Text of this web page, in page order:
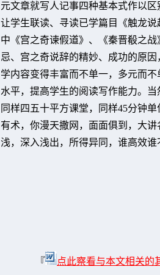
元文章就写人记事四种基本式作以
让学生联读、寻读已学篇目《触龙
中《宫之奇谏假道》、《秦晋殽之
忌、宫之奇说辞的精妙、成功的原
学内容变得丰富而不单一，多元而
水平，提高学生的阅读写作能力。
同样四五十平方课堂，同样45分钟
有术，你漫天撒网，面面俱到，大
浅，深入浅出，所得异同，谁高效谁
『 点此察看与本文相关的